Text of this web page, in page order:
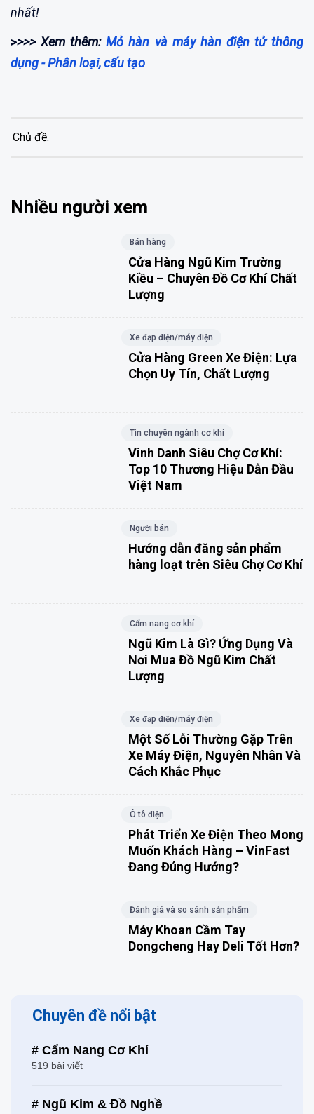
nhất!
>>>> Xem thêm:Mỏ hàn và máy hàn điện tử thông
dụng - Phân loại, cấu tạo
Chủ đề:
Nhiều người xem
Bán hàng
Cửa Hàng Ngũ Kim Trường
Kiều – Chuyên Đồ Cơ Khí Chất
Lượng
Xe đạp điện/máy điện
Cửa Hàng Green Xe Điện: Lựa
Chọn Uy Tín, Chất Lượng
Tin chuyên ngành cơ khí
Vinh Danh Siêu Chợ Cơ Khí:
Top 10 Thương Hiệu Dẫn Đầu
Việt Nam
Người bán
Hướng dẫn đăng sản phẩm
hàng loạt trên Siêu Chợ Cơ Khí
Cẩm nang cơ khí
Ngũ Kim Là Gì? Ứng Dụng Và
Nơi Mua Đồ Ngũ Kim Chất
Lượng
Xe đạp điện/máy điện
Một Số Lỗi Thường Gặp Trên
Xe Máy Điện, Nguyên Nhân Và
Cách Khắc Phục
Ô tô điện
Phát Triển Xe Điện Theo Mong
Muốn Khách Hàng – VinFast
Đang Đúng Hướng?
Đánh giá và so sánh sản phẩm
Máy Khoan Cầm Tay
Dongcheng Hay Deli Tốt Hơn?
Chuyên đề nổi bật
# Cẩm Nang Cơ Khí
519 bài viết
# Ngũ Kim & Đồ Nghề